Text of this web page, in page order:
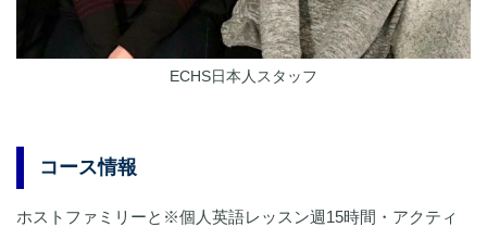
ECHS日本人スタッフ
コース情報
ホストファミリーと※個人英語レッスン週15時間・アクティ